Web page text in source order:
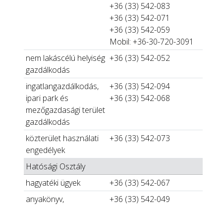
+36 (33) 542-083
+36 (33) 542-071
+36 (33) 542-059
Mobil: +36-30-720-3091
nem lakáscélú helyiség
gazdálkodás
+36 (33) 542-052
ingatlangazdálkodás,
ipari park és
mezőgazdasági terület
gazdálkodás
+36 (33) 542-094
+36 (33) 542-068
közterület használati
engedélyek
+36 (33) 542-073
Hatósági Osztály
hagyatéki ügyek
+36 (33) 542-067
anyakönyv,
+36 (33) 542-049